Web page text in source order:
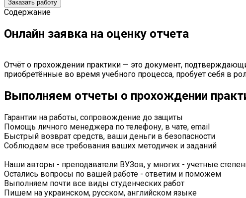
Заказать работу
Содержание
Онлайн заявка на оценку отчета
Отчёт о прохождении практики — это документ,
приобретённые во время учебного процесса, пробует себя в
Выполняем отчеты о прохождении
Гарантии на работы, сопровождение до защиты
Помощь личного менеджера по телефону, в чате, email
Быстрый возврат средств, ваши деньги в безопасности
Соблюдаем все требования ваших методичек и заданий
Наши авторы - преподаватели ВУЗов, у многих - учетные
Остались вопросы по вашей работе - ответим и поможем
Выполняем почти все виды студенческих работ
Пишем на украинском, русском, английском языке